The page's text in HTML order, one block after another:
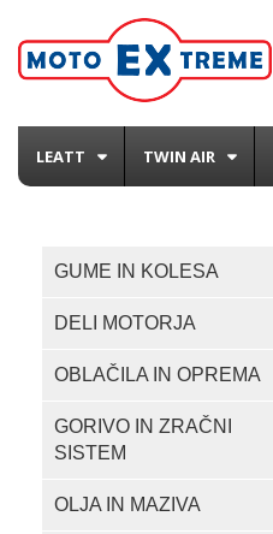
LEATT TWIN AIR
GUME IN KOLESA
DELI MOTORJA
OBLAČILA IN OPREMA
GORIVO IN ZRAČNI
SISTEM
OLJA IN MAZIVA